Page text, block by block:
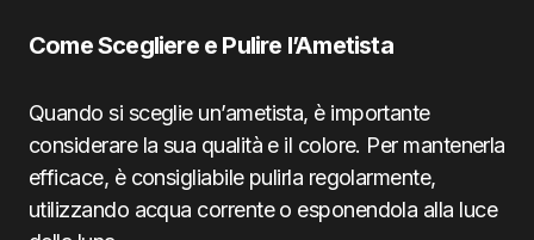
Come Scegliere e Pulire l’Ametista
Quando si sceglie un’ametista, è importante
considerare la sua qualità e il colore. Per mantenerla
efficace, è consigliabile pulirla regolarmente,
utilizzando acqua corrente o esponendola alla luce